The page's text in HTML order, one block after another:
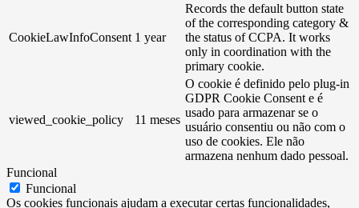
CookieLawInfoConsent 1 year
Records the default button state
of the corresponding category &
the status of CCPA. It works
only in coordination with the
primary cookie.
viewed_cookie_policy 11 meses
O cookie é definido pelo plug-in
GDPR Cookie Consent e é
usado para armazenar se o
usuário consentiu ou não com o
uso de cookies. Ele não
armazena nenhum dado pessoal.
Funcional
Funcional
Os cookies funcionais ajudam a executar certas funcionalidades,